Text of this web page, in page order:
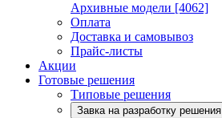
Архивные модели [4062]
Оплата
Доставка и самовывоз
Прайс-листы
Акции
Готовые решения
Типовые решения
Завка на разработку решения